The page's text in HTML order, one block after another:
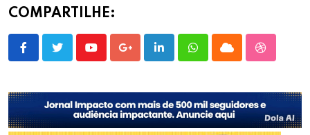
COMPARTILHE:
YoutubeGoogle+LinkedInWhatsappCloud